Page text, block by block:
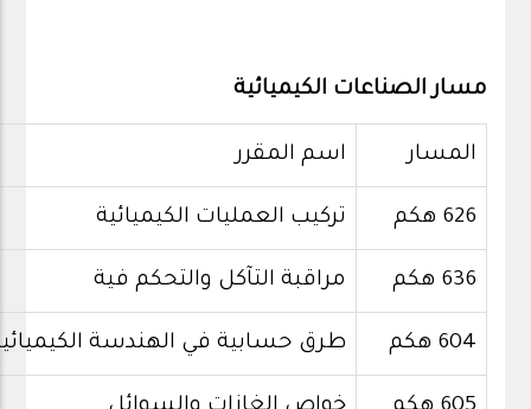
مسار الصناعات الكيميائية
المسار اسم المقرر
626 هكم تركيب العمليات الكيميائية
636 هكم مراقبة التآكل والتحكم فية
604 هكم طرق حسابية في الهندسة